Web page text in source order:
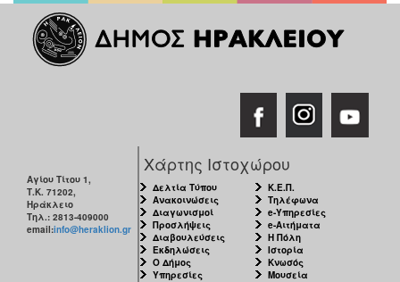
Αγίου Τίτου 1,
Τ.Κ. 71202,
Ηράκλειο
Τηλ.: 2813-409000
email:info@heraklion.gr
Χάρτης Ιστοχώρου
Δελτία Τύπου
Ανακοινώσεις
Διαγωνισμοί
Προσλήψεις
Διαβουλεύσεις
Εκδηλώσεις
Ο Δήμος
Υπηρεσίες
Κ.Ε.Π.
Τηλέφωνα
e-Υπηρεσίες
e-Αιτήματα
Η Πόλη
Ιστορία
Κνωσός
Μουσεία